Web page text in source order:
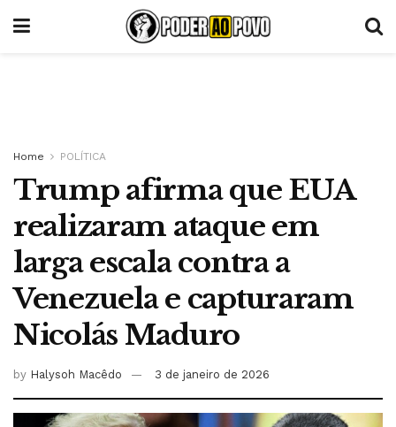
Home POLÍTICA
Trump afirma que EUA
realizaram ataque em
larga escala contra a
Venezuela e capturaram
Nicolás Maduro
by Halysoh Macêdo 3 de janeiro de 2026